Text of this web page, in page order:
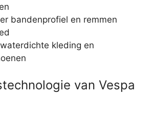
bandenprofiel en remmen
kleding en
van Vespa